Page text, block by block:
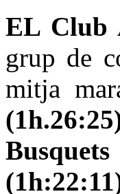
EL Club
grup de
mitja